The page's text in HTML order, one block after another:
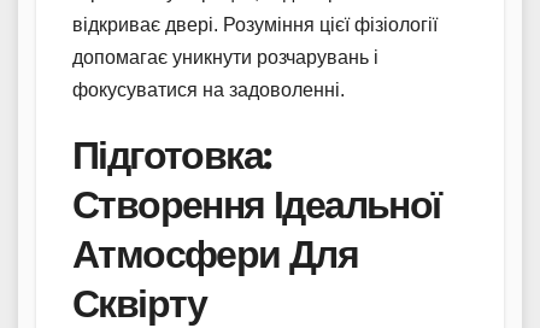
відкриває двері. Розуміння цієї фізіології
допомагає уникнути розчарувань і
фокусуватися на задоволенні.
Підготовка:
Створення Ідеальної
Атмосфери Для
Сквірту